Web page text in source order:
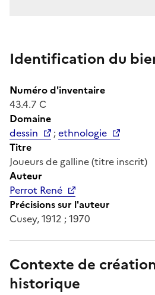
Identification du
Numéro d'inventaire
43.4.7 C
Domaine
dessin
;ethnologie
Titre
Joueurs de galline (titre inscrit)
Auteur
Perrot René
Précisions sur l'auteur
Cusey, 1912 ; 1970
Contexte de
historique